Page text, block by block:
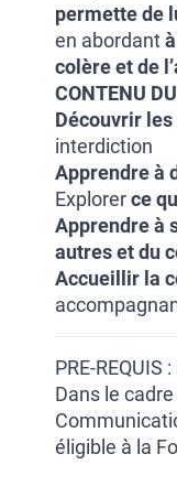
permette de
en abordant
colère et de
CONTENU
Découvrir
interdiction
Apprendre à
Explorerce
Apprendre à
autres et du
Accueillir la
PRE-REQUIS
Dans le
éligible à la